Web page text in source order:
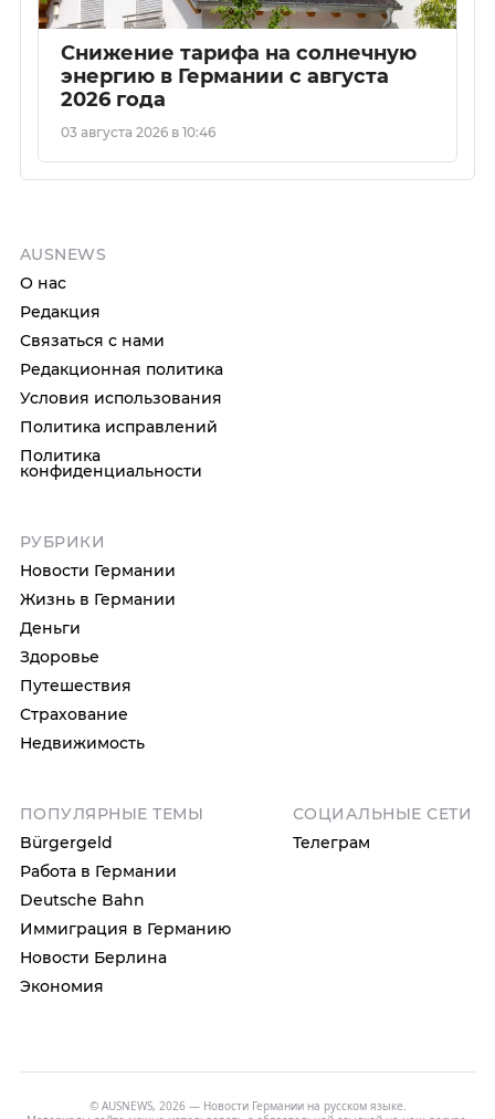
Снижение тарифа на солнечную
энергию в Германии с августа
2026 года
03 августа 2026 в 10:46
AUSNEWS
О нас
Редакция
Связаться с нами
Редакционная политика
Условия использования
Политика исправлений
Политика
конфиденциальности
РУБРИКИ
Новости Германии
Жизнь в Германии
Деньги
Здоровье
Путешествия
Страхование
Недвижимость
ПОПУЛЯРНЫЕ ТЕМЫ
Bürgergeld
Работа в Германии
Deutsche Bahn
Иммиграция в Германию
Новости Берлина
Экономия
СОЦИАЛЬНЫЕ СЕТИ
Телеграм
© AUSNEWS, 2026 — Новости Германии на русском языке.